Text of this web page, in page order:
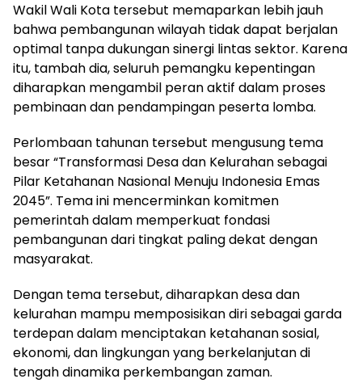
Wakil Wali Kota tersebut memaparkan lebih jauh
bahwa pembangunan wilayah tidak dapat berjalan
optimal tanpa dukungan sinergi lintas sektor. Karena
itu, tambah dia, seluruh pemangku kepentingan
diharapkan mengambil peran aktif dalam proses
pembinaan dan pendampingan peserta lomba.
Perlombaan tahunan tersebut mengusung tema
besar “Transformasi Desa dan Kelurahan sebagai
Pilar Ketahanan Nasional Menuju Indonesia Emas
2045”. Tema ini mencerminkan komitmen
pemerintah dalam memperkuat fondasi
pembangunan dari tingkat paling dekat dengan
masyarakat.
Dengan tema tersebut, diharapkan desa dan
kelurahan mampu memposisikan diri sebagai garda
terdepan dalam menciptakan ketahanan sosial,
ekonomi, dan lingkungan yang berkelanjutan di
tengah dinamika perkembangan zaman.